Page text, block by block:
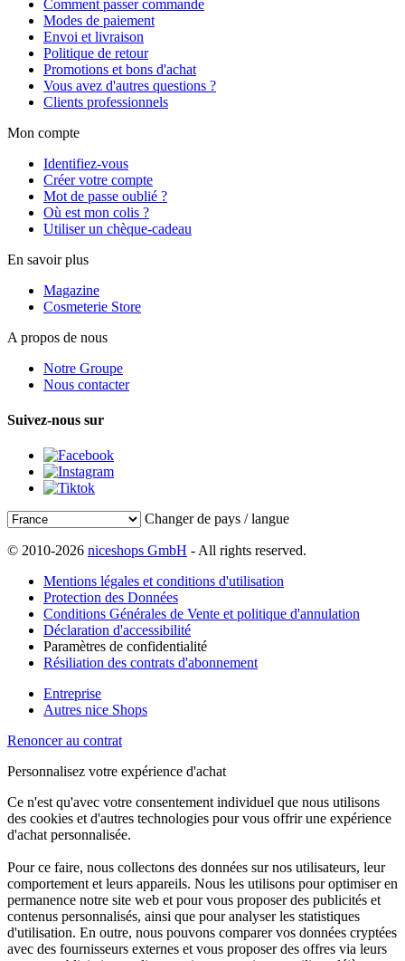
Comment passer commande
Modes de paiement
Envoi et livraison
Politique de retour
Promotions et bons d'achat
Vous avez d'autres questions ?
Clients professionnels
Mon compte
Identifiez-vous
Créer votre compte
Mot de passe oublié ?
Où est mon colis ?
Utiliser un chèque-cadeau
En savoir plus
Magazine
Cosmeterie Store
A propos de nous
Notre Groupe
Nous contacter
Suivez-nous sur
Changer de pays / langue
© 2010-2026 niceshops GmbH - All rights reserved.
Mentions légales et conditions d'utilisation
Protection des Données
Conditions Générales de Vente et politique d'annulation
Déclaration d'accessibilité
Paramètres de confidentialité
Résiliation des contrats d'abonnement
Entreprise
Autres nice Shops
Renoncer au contrat
Personnalisez votre expérience d'achat
Ce n'est qu'avec votre consentement individuel que nous utilisons
des cookies et d'autres technologies pour vous offrir une expérience
d'achat personnalisée.
Pour ce faire, nous collectons des données sur nos utilisateurs, leur
comportement et leurs appareils. Nous les utilisons pour optimiser en
permanence notre site web et pour vous proposer des publicités et
contenus personnalisés, ainsi que pour analyser les statistiques
d'utilisation. En outre, nous pouvons comparer vos données cryptées
avec des fournisseurs externes et vous proposer des offres via leurs